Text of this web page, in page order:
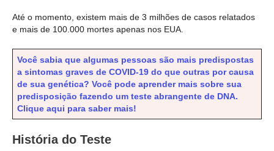
Até o momento, existem mais de 3 milhões de casos relatados
e mais de 100.000 mortes apenas nos EUA.
Você sabia que algumas pessoas são mais predispostas
a sintomas graves de COVID-19 do que outras por causa
de sua genética? Você pode aprender mais sobre sua
predisposição fazendo um teste abrangente de DNA.
Clique aqui para saber mais!
História do Teste